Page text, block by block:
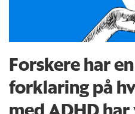
Forskere har
forklaring på
med ADHD